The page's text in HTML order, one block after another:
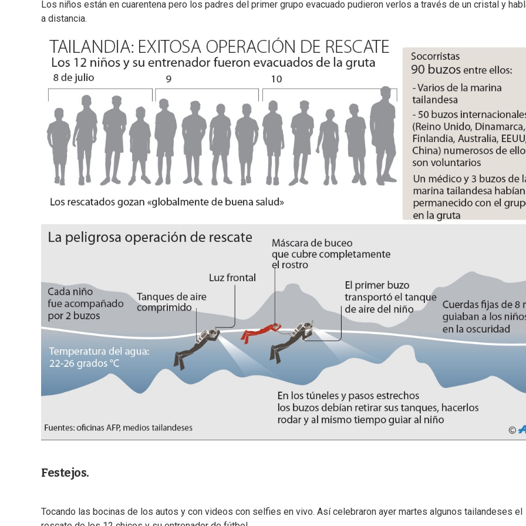
Los niños están en cuarentena pero los padres del primer grupo evacuado pudieron verlos a través de un cristal y
a distancia.
Festejos.
Tocando las bocinas de los autos y con videos con selfies en vivo. Así celebraron ayer martes algunos tailandeses el